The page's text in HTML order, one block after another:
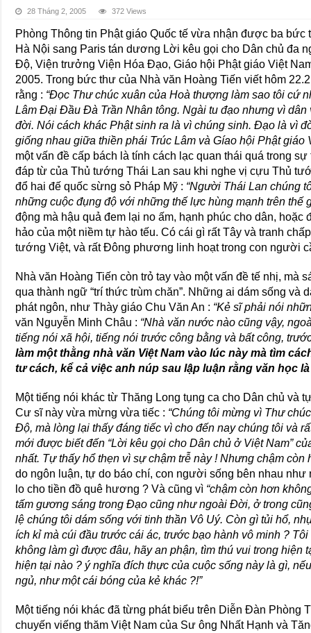
28 Tháng 2, 2005 372 Views
Phòng Thông tin Phật giáo Quốc tế vừa nhận được ba
Hà Nội sang Paris tán dương Lời kêu gọi cho Dân chủ đa
Ðộ, Viện trưởng Viện Hóa Ðạo, Giáo hội Phật giáo Việt
2005. Trong bức thư của Nhà văn Hoàng Tiến viết hôm
rằng : “Ðọc Thư chúc xuân của Hoà thượng làm sao tôi cứ
Lâm Ðại Ðầu Ðà Trần Nhân tông. Ngài tu đạo nhưng vì
đời. Nói cách khác Phật sinh ra là vì chúng sinh. Ðạo là vì
giống nhau giữa thiền phái Trúc Lâm và Gíao hội Phật giáo
một vấn đề cấp bách là tính cách lạc quan thái quá trong
đáp từ của Thủ tướng Thái Lan sau khi nghe vị cựu Thủ
đổ hai đế quốc sừng sỏ Pháp Mỹ : “Người Thái Lan chúng
những cuộc đụng độ với những thế lực hùng mạnh trên thế
động mà hậu quả đem lại no ấm, hạnh phúc cho dân,
hảo của một niềm tự hào tếu. Có cái gì rất Tây và tranh
tướng Việt, và rất Ðông phương linh hoạt trong con người
Nhà văn Hoàng Tiến còn trỏ tay vào một vấn đề tế nhị, mà
qua thành ngữ “trí thức trùm chăn”. Những ai dám sống và
phát ngôn, như Thày giáo Chu Văn An : “Kẻ sĩ phải nói
văn Nguyễn Minh Châu : “Nhà văn nước nào cũng vậy,
tiếng nói xã hội, tiếng nói trước công bằng và bất công,
làm một thằng nhà văn Việt Nam vào lúc này mà tìm
tư cách, kể cả việc anh núp sau lập luận rằng văn học
Một tiếng nói khác từ Thăng Long tụng ca cho Dân chủ và
Cư sĩ này vừa mừng vừa tiếc : “Chúng tôi mừng vì Thư
Ðộ, mà lòng lại thấy đáng tiếc vì cho đến nay chúng tôi và
mới được biết đến “Lời kêu gọi cho Dân chủ ở Việt Nam”
nhất. Tự thấy hổ thẹn vì sự chậm trễ này ! Nhưng chậm còn
do ngôn luận, tự do báo chí, con người sống bên nhau
lo cho tiền đồ quê hương ? Và cũng vì “chậm còn hơn
tấm gương sáng trong Ðạo cũng như ngoài Ðời, ở trong
lệ chúng tôi dám sống với tinh thần Vô Uý. Còn gì tủi hổ,
ích kỉ mà cúi đầu trước cái ác, trước bạo hành vô minh ?
không làm gì được đâu, hãy an phận, tìm thú vui trong hiện
hiện tại nào ? ý nghĩa đích thực của cuộc sống này là gì,
ngủ, như một cái bóng của kẻ khác ?!”
Một tiếng nói khác đã từng phát biểu trên Diễn Ðàn Phòng
chuyến viếng thăm Việt Nam của Sư ông Nhất Hạnh và